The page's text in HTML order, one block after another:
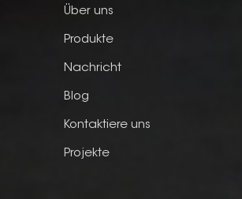
Über uns
Produkte
Nachricht
Blog
Kontaktiere uns
Projekte